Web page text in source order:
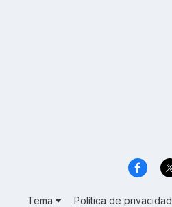
Tema Política de privacidad